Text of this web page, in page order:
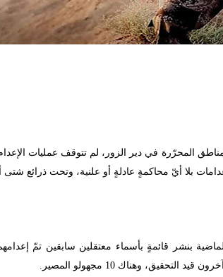
المحرّرة في دير الزور، لم تتوقف عمليات
بلا أيّ محاكمةٍ عادلةٍ أو علنية، وتحت ذرائع شتى